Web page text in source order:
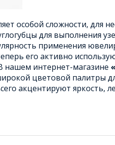
особой сложности, для
для выполнения
применения
его активно
нашем интернет-магазине
цветовой палитры
акцентируют яркость,